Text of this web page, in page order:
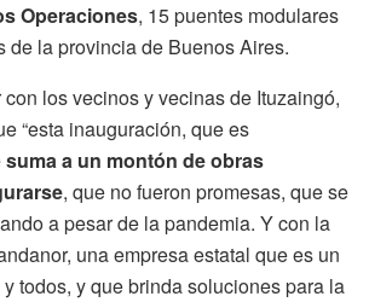
Operaciones, 15 puentes modulares
de la provincia de Buenos Aires.
los vecinos y vecinas de Ituzaingó,
“esta inauguración, que es
suma a un montón de obras
, que no fueron promesas, que se
a pesar de la pandemia. Y con la
una empresa estatal que es un
todos, y que brinda soluciones para la